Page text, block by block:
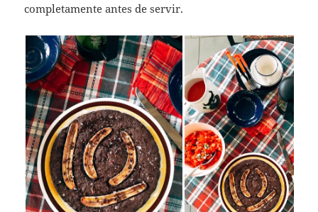
completamente antes de servir.